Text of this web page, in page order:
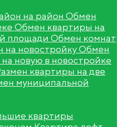
на район Обмен
Обмен квартиры на
площади Обмен комнат
на новостройкуОбмен
новую в новостройке
квартиры на две
муниципальной
квартиры